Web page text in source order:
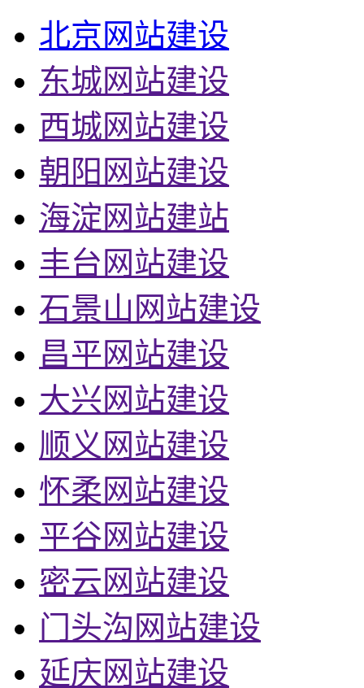
北京网站建设
东城网站建设
西城网站建设
朝阳网站建设
海淀网站建站
丰台网站建设
石景山网站建设
昌平网站建设
大兴网站建设
顺义网站建设
怀柔网站建设
平谷网站建设
密云网站建设
门头沟网站建设
延庆网站建设